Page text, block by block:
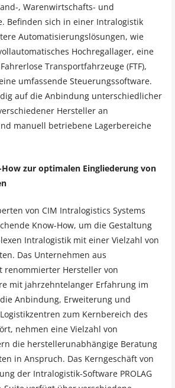
, Warenwirtschafts- und
Befinden sich in einer Intralogistik
Automatisierungslösungen, wie
Hochregallager, eine
Transportfahrzeuge (FTF),
umfassende Steuerungssoftware.
auf die Anbindung unterschiedlicher
Hersteller an
manuell betriebene Lagerbereiche
zur optimalen Eingliederung von
von CIM Intralogistics Systems
Know-How, um die Gestaltung
Intralogistik mit einer Vielzahl von
Das Unternehmen aus
renommierter Hersteller von
mit jahrzehntelanger Erfahrung im
Anbindung, Erweiterung und
zum Kernbereich des
nehmen eine Vielzahl von
die herstellerunabhängige Beratung
in Anspruch. Das Kerngeschäft von
der Intralogistik-Software PROLAG